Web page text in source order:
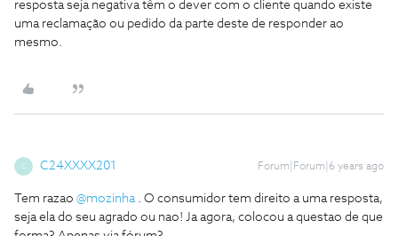
resposta seja negativa têm o dever com o cliente quando existe
uma reclamação ou pedido da parte deste de responder ao
mesmo.
C C24XXXX201 Forum|Forum|6 years ago
Tem razao @mozinha. O consumidor tem direito a uma resposta,
seja ela do seu agrado ou nao! Ja agora, colocou a questao de que